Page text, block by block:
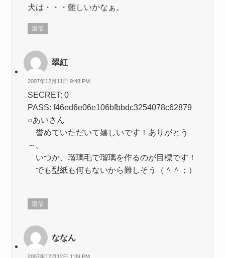
犬は・・・難しいかなぁ。
返信
翠紅
2007年12月11日 9:48 PM
SECRET: 0
PASS: f46ed6e06e106bfbbdc3254078c62879
○あいさん
誉めていただいて嬉しいです！ありがとう
～。
いつか、瑠璃毛で瑠璃を作るのが目標です！
でも型紙も何もないから難しそう（＾＾；）
返信
ななん
2007年12月12日 1:39 PM